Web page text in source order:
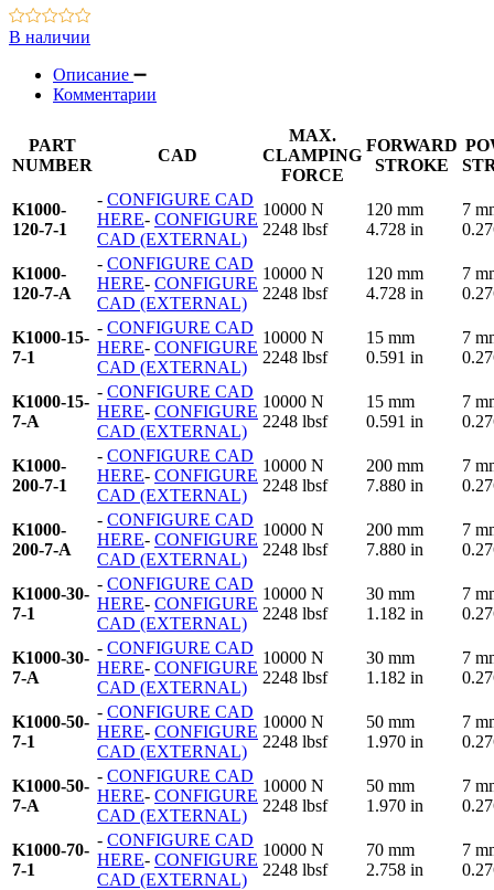
В наличии
Описание
Комментарии
PART
NUMBER
CAD
MAX.
CLAMPING
FORCE
FORWARD
STROKE
K1000-
120-7-1
- CONFIGURE CAD
HERE- CONFIGURE
CAD (EXTERNAL)
10000 N
2248 lbsf
120 mm
4.728 in
7
K1000-
120-7-A
- CONFIGURE CAD
HERE- CONFIGURE
CAD (EXTERNAL)
10000 N
2248 lbsf
120 mm
4.728 in
7
K1000-15-
7-1
- CONFIGURE CAD
HERE- CONFIGURE
CAD (EXTERNAL)
10000 N
2248 lbsf
15 mm
0.591 in
7
K1000-15-
7-A
- CONFIGURE CAD
HERE- CONFIGURE
CAD (EXTERNAL)
10000 N
2248 lbsf
15 mm
0.591 in
7
K1000-
200-7-1
- CONFIGURE CAD
HERE- CONFIGURE
CAD (EXTERNAL)
10000 N
2248 lbsf
200 mm
7.880 in
7
K1000-
200-7-A
- CONFIGURE CAD
HERE- CONFIGURE
CAD (EXTERNAL)
10000 N
2248 lbsf
200 mm
7.880 in
7
K1000-30-
7-1
- CONFIGURE CAD
HERE- CONFIGURE
CAD (EXTERNAL)
10000 N
2248 lbsf
30 mm
1.182 in
7
K1000-30-
7-A
- CONFIGURE CAD
HERE- CONFIGURE
CAD (EXTERNAL)
10000 N
2248 lbsf
30 mm
1.182 in
7
K1000-50-
7-1
- CONFIGURE CAD
HERE- CONFIGURE
CAD (EXTERNAL)
10000 N
2248 lbsf
50 mm
1.970 in
7
K1000-50-
7-A
- CONFIGURE CAD
HERE- CONFIGURE
CAD (EXTERNAL)
10000 N
2248 lbsf
50 mm
1.970 in
7
K1000-70-
7-1
- CONFIGURE CAD
HERE- CONFIGURE
CAD (EXTERNAL)
10000 N
2248 lbsf
70 mm
2.758 in
7